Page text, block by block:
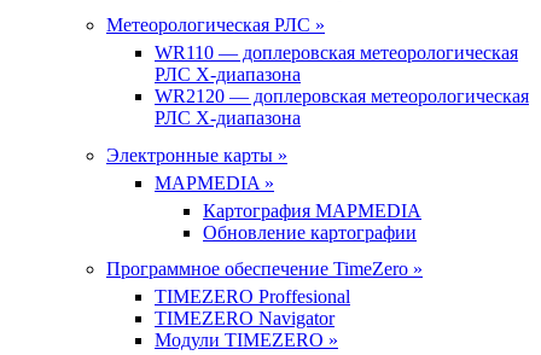
Метеорологическая РЛС »
WR110 — доплеровская метеорологическая
РЛС X-диапазона
WR2120 — доплеровская метеорологическая
РЛС X-диапазона
Электронные карты »
MAPMEDIA »
Картография MAPMEDIA
Обновление картографии
Программное обеспечение TimeZero »
TIMEZERO Proffesional
TIMEZERO Navigator
Модули TIMEZERO »